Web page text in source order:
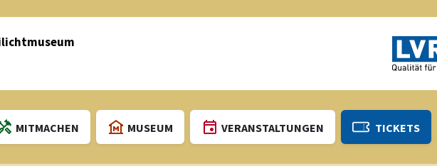
MITMACHEN MUSEUM VERANSTALTUNGEN TICKETS